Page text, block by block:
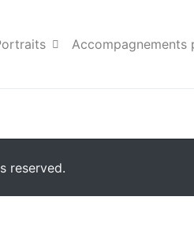
Accompagnements
reserved.